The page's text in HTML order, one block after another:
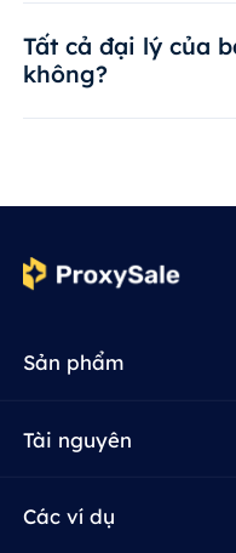
Tất cả đại lý của
không?
Sản phẩm
Tài nguyên
Các ví dụ